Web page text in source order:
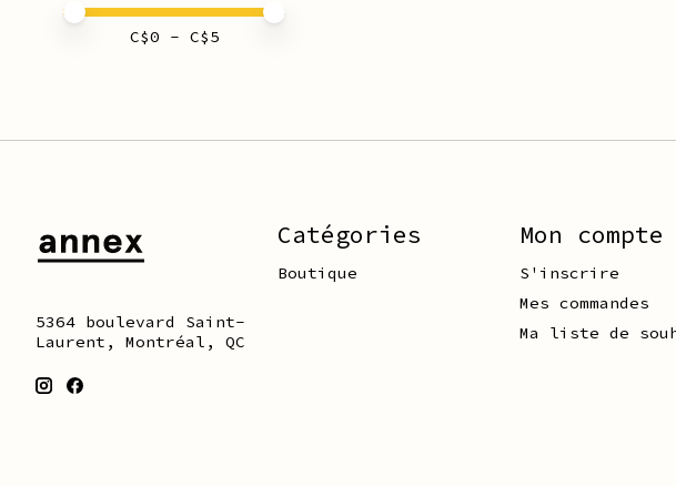
Prix minimum
Price maximum value
C$0 - C$5
5364 boulevard Saint-
Laurent, Montréal, QC
Catégories
Boutique
Mon compte
S'inscrire
Mes commandes
Ma liste de